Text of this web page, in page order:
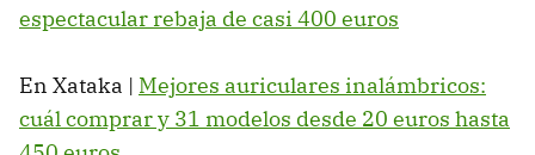
espectacular rebaja de casi 400 euros
En Xataka | Mejores auriculares inalámbricos:
cuál comprar y 31 modelos desde 20 euros hasta